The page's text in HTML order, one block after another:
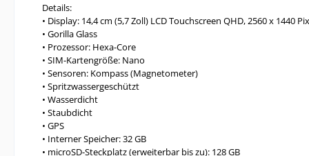
Details:
• Display: 14,4 cm (5,7 Zoll) LCD Touchscreen QHD, 2560 x 1440
• Gorilla Glass
• Prozessor: Hexa-Core
• SIM-Kartengröße: Nano
• Sensoren: Kompass (Magnetometer)
• Spritzwassergeschützt
• Wasserdicht
• Staubdicht
• GPS
• Interner Speicher: 32 GB
• microSD-Steckplatz (erweiterbar bis zu): 128 GB